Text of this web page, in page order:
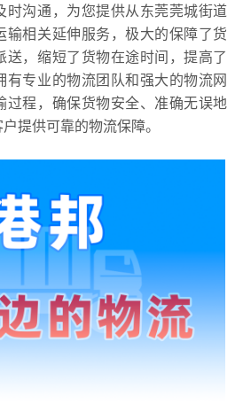
时沟通，为您提供从东莞莞城街道
输相关延伸服务，极大的保障了货
送，缩短了货物在途时间，提高了
有专业的物流团队和强大的物流网
过程，确保货物安全、准确无误地
提供可靠的物流保障。